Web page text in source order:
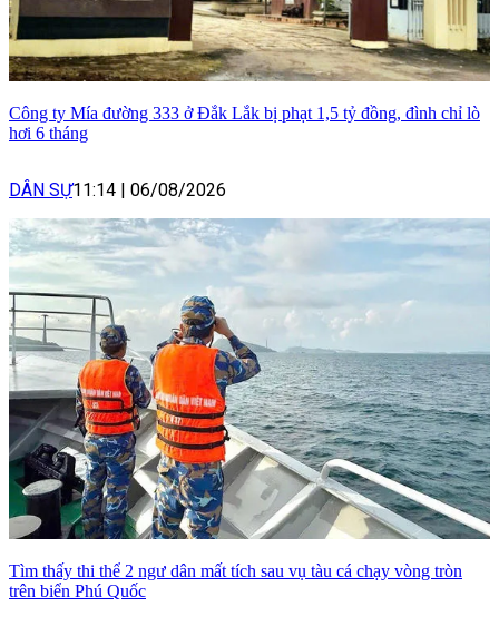
Công ty Mía đường 333 ở Đắk Lắk bị phạt 1,5 tỷ đồng, đình chỉ lò
hơi 6 tháng
DÂN SỰ11:14 | 06/08/2026
Tìm thấy thi thể 2 ngư dân mất tích sau vụ tàu cá chạy vòng tròn
trên biển Phú Quốc